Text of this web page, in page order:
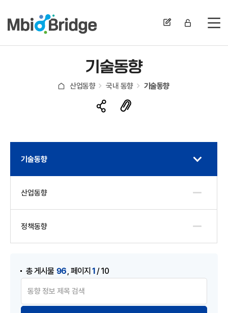
전
기술동향
산업동향 국내 동향 기술동향
기술동향
산업동향
정책동향
총 게시물 96 ,페이지1/ 10